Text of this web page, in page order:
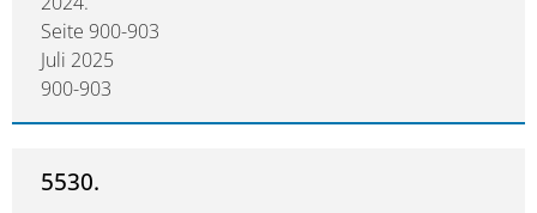
Seite 900-903
Juli 2025
900-903
5530.